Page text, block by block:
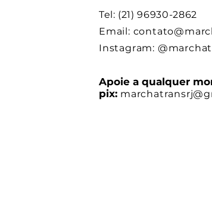
Tel: (21) 96930-2862
Email:
Instagram:
Apoie a qualquer
pix: